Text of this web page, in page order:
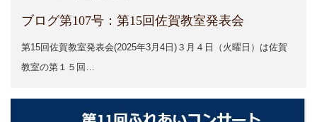
ブログ第107号：第15回佐賀教室発表会
第15回佐賀教室発表会(2025年3月4日)３月４日（火曜日）は佐賀
教室の第１５回…